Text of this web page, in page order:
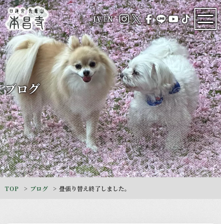
JA/EN
ブログ
TOP ブログ 畳張り替え終了しました。